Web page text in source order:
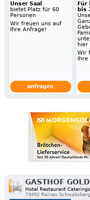
Unser Saal
bietet Platz für 60
Personen
Wir freuen uns auf
Ihre Anfrage!
anfragen
Für
bis
hier
Wir
GASTHOF
Hotel Restaurant
73492 Rainau Schwabsberg